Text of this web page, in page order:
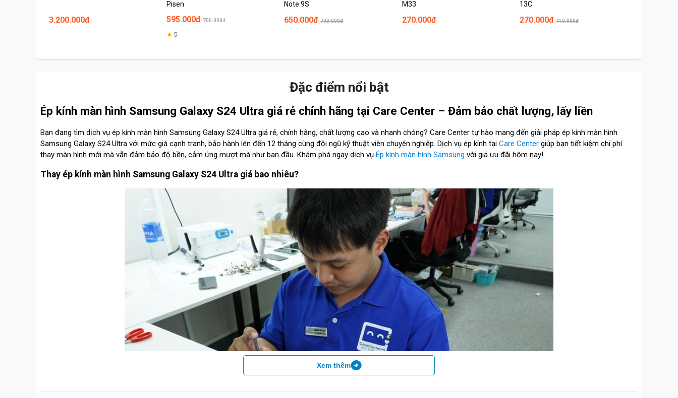
3.200.000đ
Pisen
595.000đ 700.000đ
★ 5
Note 9S
650.000đ 790.000đ
M33
270.000đ
13C
270.000đ 410.000đ
Đặc điểm nổi bật
Ép kính màn hình Samsung Galaxy S24 Ultra giá rẻ chính hãng tại Care Center – Đảm bảo chất lượng, lấy liền
Bạn đang tìm dịch vụ ép kính màn hình Samsung Galaxy S24 Ultra giá rẻ, chính hãng, chất lượng cao và nhanh chóng? Care Center tự hào mang đến giải pháp ép kính màn hình
Samsung Galaxy S24 Ultra với mức giá cạnh tranh, bảo hành lên đến 12 tháng cùng đội ngũ kỹ thuật viên chuyên nghiệp. Dịch vụ ép kính tại Care Center giúp bạn tiết kiệm chi phí
thay màn hình mới mà vẫn đảm bảo độ bền, cảm ứng mượt mà như ban đầu. Khám phá ngay dịch vụ Ép kính màn hình Samsung với giá ưu đãi hôm nay!
Thay ép kính màn hình Samsung Galaxy S24 Ultra giá bao nhiêu?
Xem thêm